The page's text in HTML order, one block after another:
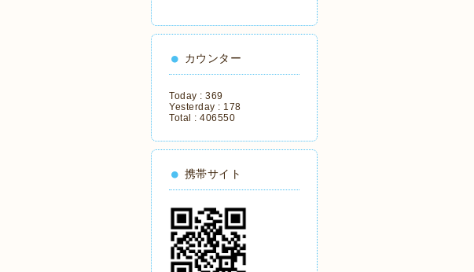
カウンター
Today : 369
Yesterday : 178
Total : 406550
携帯サイト